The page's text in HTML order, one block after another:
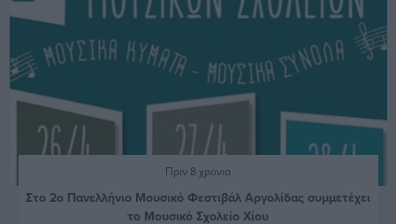
Πριν 8 χρόνια
Στο 2ο Πανελλήνιο Μουσικό Φεστιβάλ Αργολίδας συμμετέχει
το Μουσικό Σχολείο Χίου